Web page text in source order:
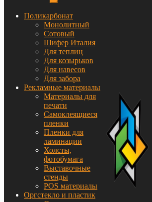
Поликарбонат
Монолитный
Сотовый
Шифер Италия
Для теплиц
Для козырьков
Для навесов
Для забора
Рекламные материалы
Материалы для
печати
Самоклеящиеся
пленки
Пленки для
ламинации
Холсты,
фотобумага
Выставочные
стенды
POS материалы
Оргстекло и пластик